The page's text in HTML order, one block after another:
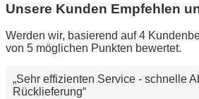
Unsere Kunden Empfehlen
Werden wir, basierend auf 4
von 5 möglichen Punkten bewertet.
Sehr effizienten Service - schnelle
Rücklieferung